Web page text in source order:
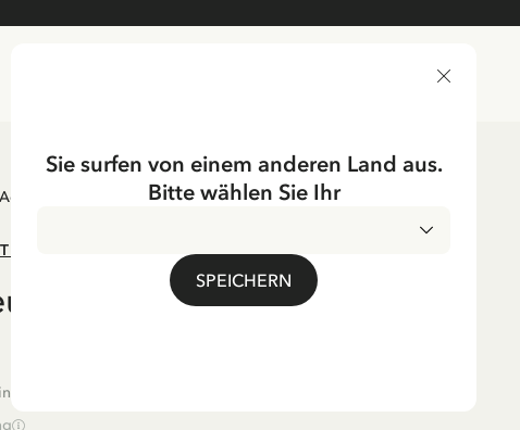
Accessoires Taschen & Koffer
Pippi Langstrumpf -
inkl. MwSt.
Sie surfen von einem anderen Land aus.
Bitte wählen Sie Ihr
SPEICHERN